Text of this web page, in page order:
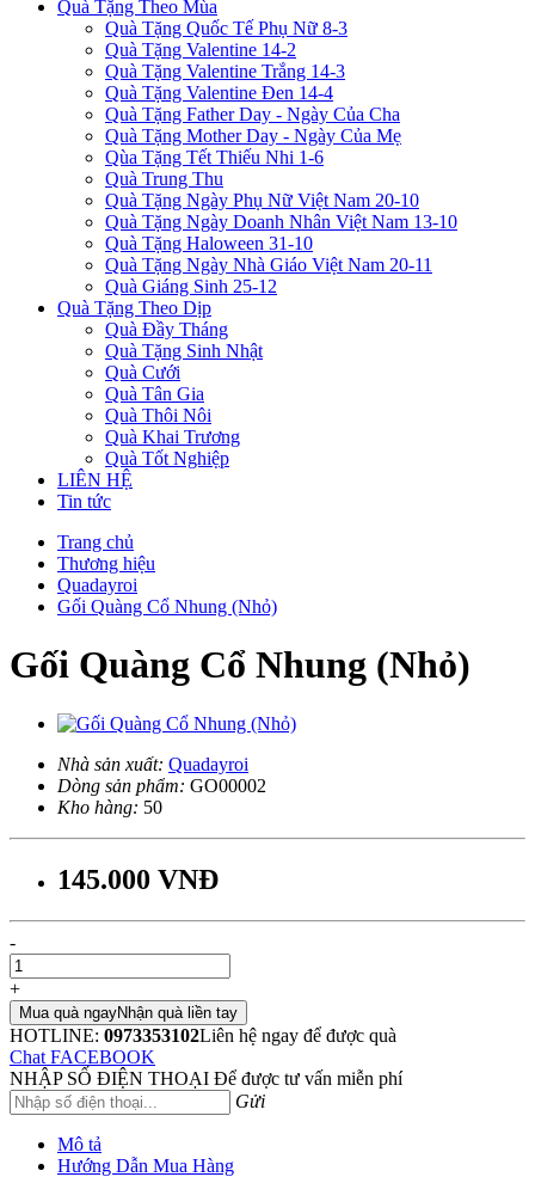
Quà Tặng Theo Mùa
Quà Tặng Quốc Tế Phụ Nữ 8-3
Quà Tặng Valentine 14-2
Quà Tặng Valentine Trắng 14-3
Quà Tặng Valentine Đen 14-4
Quà Tặng Father Day - Ngày Của Cha
Quà Tặng Mother Day - Ngày Của Mẹ
Qùa Tặng Tết Thiếu Nhi 1-6
Quà Trung Thu
Quà Tặng Ngày Phụ Nữ Việt Nam 20-10
Quà Tặng Ngày Doanh Nhân Việt Nam 13-10
Quà Tặng Haloween 31-10
Quà Tặng Ngày Nhà Giáo Việt Nam 20-11
Quà Giáng Sinh 25-12
Quà Tặng Theo Dịp
Quà Đầy Tháng
Quà Tặng Sinh Nhật
Quà Cưới
Quà Tân Gia
Quà Thôi Nôi
Quà Khai Trương
Quà Tốt Nghiệp
LIÊN HỆ
Tin tức
Trang chủ
Thương hiệu
Quadayroi
Gối Quàng Cổ Nhung (Nhỏ)
Gối Quàng Cổ Nhung (Nhỏ)
Nhà sản xuất: Quadayroi
Dòng sản phẩm: GO00002
Kho hàng: 50
145.000 VNĐ
-
+
Mua quà ngayNhận quà liền tay
HOTLINE: 0973353102Liên hệ ngay để được quà
Chat FACEBOOK
NHẬP SỐ ĐIỆN THOẠI Để được tư vấn miễn phí
Gửi
Mô tả
Hướng Dẫn Mua Hàng